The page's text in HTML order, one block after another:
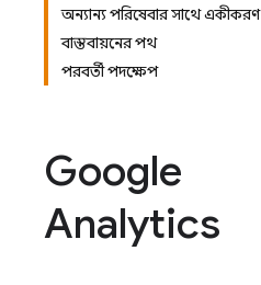
অন্যান্য পরিষেবার সাথে একীকরণ
বাস্তবায়নের পথ
পরবর্তী পদক্ষেপ
Google
Analytics